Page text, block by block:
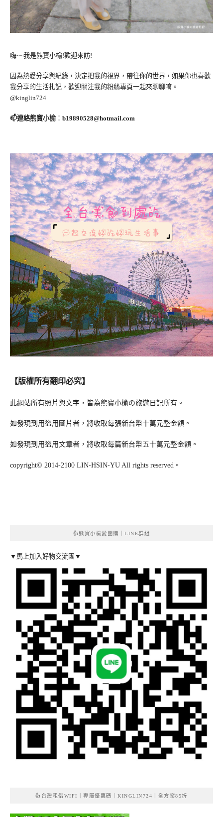
嗨~~我是熊寶小榆!歡迎來訪!
因為熱愛分享與紀錄，決定把我的視界，帶往你的世界，如果你也喜歡
我分享的生活扎記，歡迎關注我的粉絲專頁一起來聊聊唷。
@kinglin724
📫連絡熊寶小榆： b19890528@hotmail.com
【版權所有翻印必究】
此網站所有照片與文字，皆為熊寶小榆の旅遊日記所有。
如發現到用盜用圖片者，將收取每張新台幣十萬元整金額。
如發現到用盜用文章者，將收取每篇新台幣五十萬元整金額。
copyright© 2014-2100 LIN-HSIN-YU All rights reserved。
👍熊寶小榆愛團購｜LINE群組
▼馬上加入好物交流團▼
👍台灣租借WIFI｜專屬優惠碼｜KINGLIN724｜全方案85折